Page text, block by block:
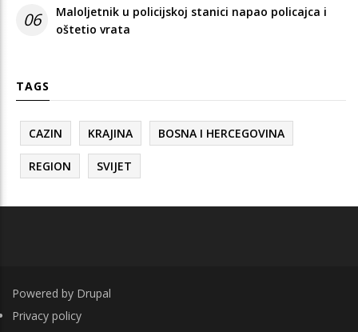
06
Maloljetnik u policijskoj stanici napao policajca i
oštetio vrata
TAGS
CAZIN KRAJINA BOSNA I HERCEGOVINA
REGION SVIJET
Powered by Drupal
FOOTER
Privacy policy